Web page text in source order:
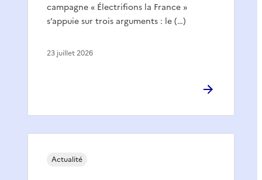
campagne « Électrifions la France »
s’appuie sur trois arguments : le (…)
23 juillet 2026
Actualité